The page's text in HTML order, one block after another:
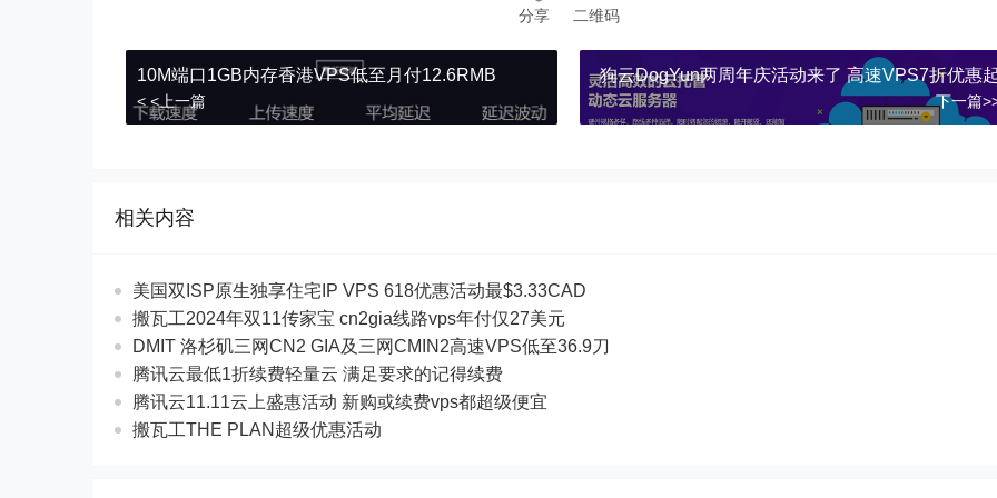
分享 二维码
10M端口1GB内存香港VPS低至月付12.6RMB
< <上一篇
狗云DogYun两周年庆活动来了 高速VPS7折优惠
下一篇
相关内容
美国双ISP原生独享住宅IP VPS 618优惠活动最$3.33CAD
搬瓦工2024年双11传家宝 cn2gia线路vps年付仅27美元
DMIT 洛杉矶三网CN2 GIA及三网CMIN2高速VPS低至36.9刀
腾讯云最低1折续费轻量云 满足要求的记得续费
腾讯云11.11云上盛惠活动 新购或续费vps都超级便宜
搬瓦工THE PLAN超级优惠活动